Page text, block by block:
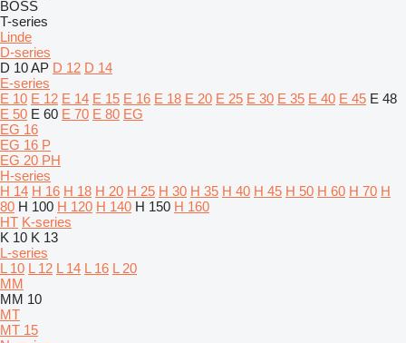
BOSS
T-series
Linde
D-series
D 10 AP D 12 D 14
E-series
E 10 E 12 E 14 E 15 E 16 E 18 E 20 E 25 E 30 E 35 E 40 E 45 E 48
E 50 E 60 E 70 E 80 EG
EG 16
EG 16 P
EG 20 PH
H-series
H 14 H 16 H 18 H 20 H 25 H 30 H 35 H 40 H 45 H 50 H 60 H 70 H
80 H 100 H 120 H 140 H 150 H 160
HT K-series
K 10 K 13
L-series
L 10 L 12 L 14 L 16 L 20
MM
MM 10
MT
MT 15